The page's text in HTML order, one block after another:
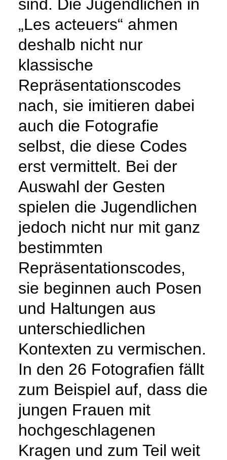
sind. Die Jugendlichen in
„Les acteuers“ ahmen
deshalb nicht nur
klassische
Repräsentationscodes
nach, sie imitieren dabei
auch die Fotografie
selbst, die diese Codes
erst vermittelt. Bei der
Auswahl der Gesten
spielen die Jugendlichen
jedoch nicht nur mit ganz
bestimmten
Repräsentationscodes,
sie beginnen auch Posen
und Haltungen aus
unterschiedlichen
Kontexten zu vermischen.
In den 26 Fotografien fällt
zum Beispiel auf, dass die
jungen Frauen mit
hochgeschlagenen
Kragen und zum Teil weit